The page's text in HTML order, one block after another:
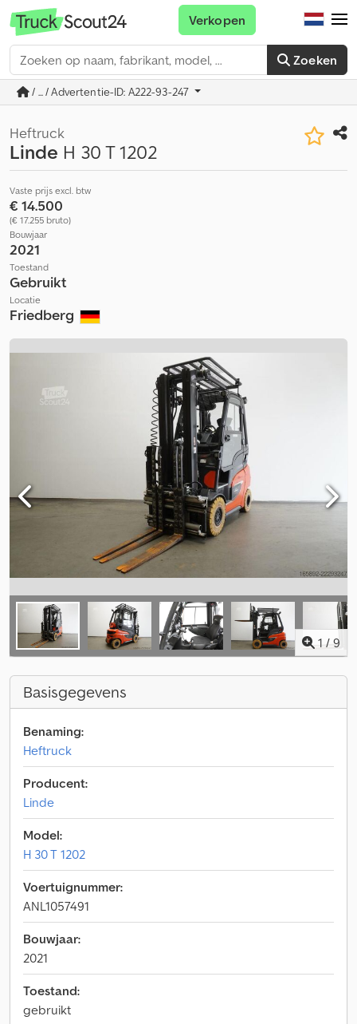
Zoeken
Verkopen
/ ... / Advertentie-ID: A222-93-247
Heftruck
Linde H 30 T 1202
Vaste prijs excl. btw
€ 14.500
(€ 17.255 bruto)
Bouwjaar
2021
Toestand
Gebruikt
Locatie
Friedberg
1 / 9
Basisgegevens
Benaming:
Heftruck
Producent:
Linde
Model:
H 30 T 1202
Voertuignummer:
ANL1057491
Bouwjaar:
2021
Toestand:
gebruikt